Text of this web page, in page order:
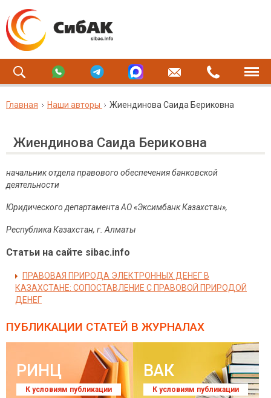
Главная Наши авторы Жиендинова Саида Бериковна
Жиендинова Саида Бериковна
начальник отдела правового обеспечения банковской
деятельности
Юридического департаментаАО «Эксимбанк Казахстан»,
Республика Казахстан, г. Алматы
Статьи на сайте sibac.info
ПРАВОВАЯ ПРИРОДА ЭЛЕКТРОННЫХ ДЕНЕГ В
КАЗАХСТАНЕ: СОПОСТАВЛЕНИЕ С ПРАВОВОЙ ПРИРОДОЙ
ДЕНЕГ
ПУБЛИКАЦИИ СТАТЕЙ В ЖУРНАЛАХ
РИНЦ
К условиям публикации
ВАК
К условиям публикации